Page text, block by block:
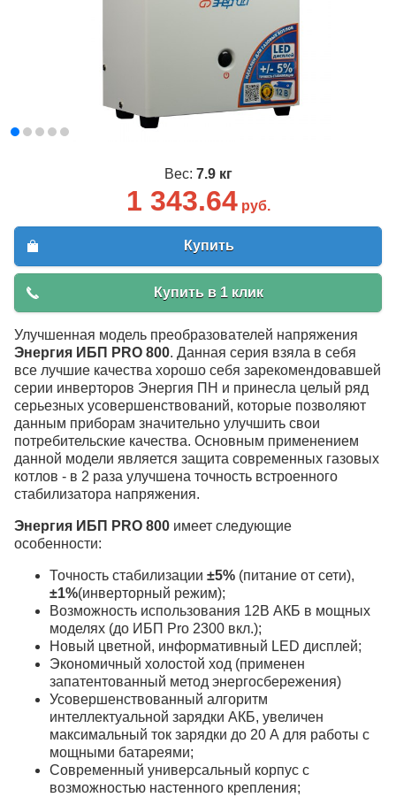
Вес: 7.9 кг
1 343.64 руб.
Купить
Купить в 1 клик
Улучшенная модель преобразователей напряжения
Энергия ИБП PRO 800. Данная серия взяла в себя
все лучшие качества хорошо себя зарекомендовавшей
серии инверторов Энергия ПН и принесла целый ряд
серьезных усовершенствований, которые позволяют
данным приборам значительно улучшить свои
потребительские качества. Основным применением
данной модели является защита современных газовых
котлов - в 2 раза улучшена точность встроенного
стабилизатора напряжения.
Энергия ИБП PRO 800 имеет следующие
особенности:
Точность стабилизации ±5% (питание от сети),
±1%(инверторный режим);
Возможность использования 12В АКБ в мощных
моделях (до ИБП Pro 2300 вкл.);
Новый цветной, информативный LED дисплей;
Экономичный холостой ход (применен
запатентованный метод энергосбережения)
Усовершенствованный алгоритм
интеллектуальной зарядки АКБ, увеличен
максимальный ток зарядки до 20 А для работы с
мощными батареями;
Современный универсальный корпус с
возможностью настенного крепления;